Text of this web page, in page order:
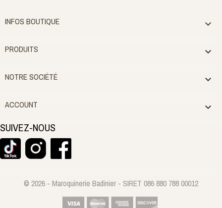
INFOS BOUTIQUE 
PRODUITS 
NOTRE SOCIÉTÉ 
ACCOUNT 
SUIVEZ-NOUS
© 2026 - Maroquinerie Badinier - SIRET 086 880 788 00012